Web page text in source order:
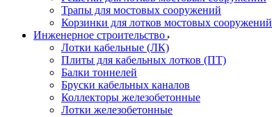
Трапы для мостовых сооружений
Корзинки для лотков мостовых сооружений
Инженерное строительство
Лотки кабельные (ЛК)
Плиты для кабельных лотков (ПТ)
Балки тоннелей
Бруски кабельных каналов
Коллекторы железобетонные
Лотки железобетонные